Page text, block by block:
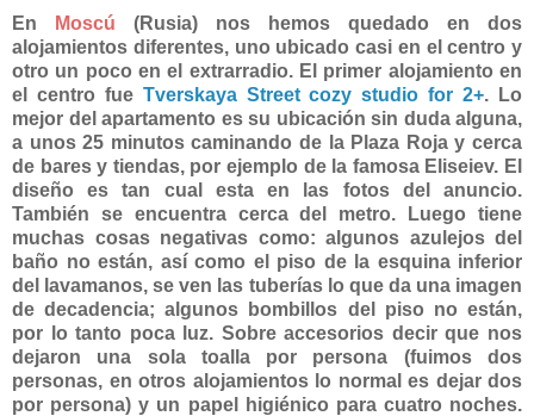
En Moscú (Rusia) nos hemos quedado en dos
alojamientos diferentes, uno ubicado casi en el centro y
otro un poco en el extrarradio. El primer alojamiento en
el centro fue Tverskaya Street cozy studio for 2+. Lo
mejor del apartamento es su ubicación sin duda alguna,
a unos 25 minutos caminando de la Plaza Roja y cerca
de bares y tiendas, por ejemplo de la famosa Eliseiev. El
diseño es tan cual esta en las fotos del anuncio.
También se encuentra cerca del metro. Luego tiene
muchas cosas negativas como: algunos azulejos del
baño no están, así como el piso de la esquina inferior
del lavamanos, se ven las tuberías lo que da una imagen
de decadencia; algunos bombillos del piso no están,
por lo tanto poca luz. Sobre accesorios decir que nos
dejaron una sola toalla por persona (fuimos dos
personas, en otros alojamientos lo normal es dejar dos
por persona) y un papel higiénico para cuatro noches.